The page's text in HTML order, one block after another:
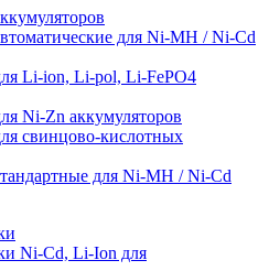
для Ni-MH / Ni-Cd
Li-ion, Li-pol, Li-FePO4
Ni-Zn аккумуляторов
свинцово-кислотных
для Ni-MH / Ni-Cd
Ni-Cd, Li-Ion для